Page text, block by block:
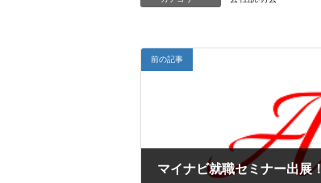
前の記事
マイナビ就職セミナー出展！